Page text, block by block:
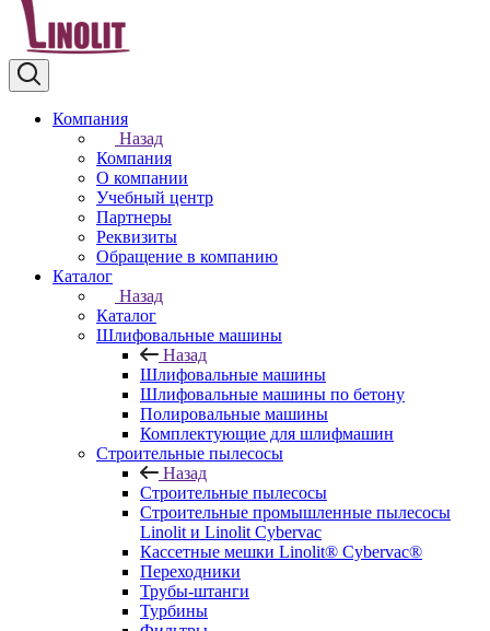
Компания
Назад
Компания
О компании
Учебный центр
Партнеры
Реквизиты
Обращение в компанию
Каталог
Назад
Каталог
Шлифовальные машины
Назад
Шлифовальные машины
Шлифовальные машины по бетону
Полировальные машины
Комплектующие для шлифмашин
Строительные пылесосы
Назад
Строительные пылесосы
Строительные промышленные пылесосы
Linolit и Linolit Cybervac
Кассетные мешки Linolit® Cybervac®
Переходники
Трубы-штанги
Турбины